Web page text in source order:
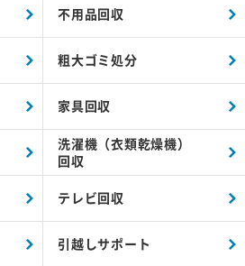
不用品回収
粗大ゴミ処分
家具回収
洗濯機（衣類乾燥機）
回収
テレビ回収
引越しサポート